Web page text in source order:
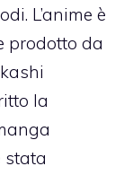
L’anime è
prodotto da
la
stata